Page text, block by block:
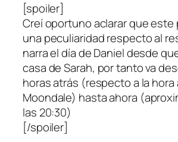
[spoiler]
Creí oportuno aclarar que
una peculiaridad respecto al
narra el día de Daniel desde
casa de Sarah, por tanto va
horas atrás (respecto a la hora
Moondale) hasta ahora
las 20:30)
[/spoiler]